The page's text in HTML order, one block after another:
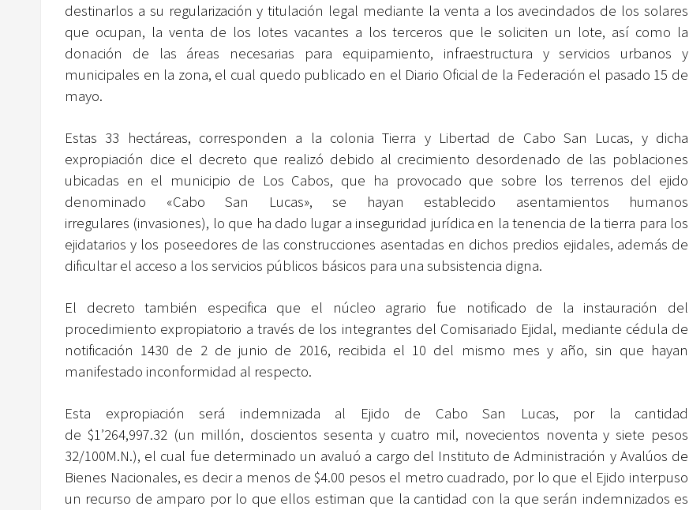
destinarlos a su regularización y titulación legal mediante la venta a los avecindados de los solares
que ocupan, la venta de los lotes vacantes a los terceros que le soliciten un lote, así como la
donación de las áreas necesarias para equipamiento, infraestructura y servicios urbanos y
municipales en la zona, el cual quedo publicado en el Diario Oficial de la Federación el pasado 15 de
mayo.
Estas 33 hectáreas, corresponden a la colonia Tierra y Libertad de Cabo San Lucas, y dicha
expropiación dice el decreto que realizó debido al crecimiento desordenado de las poblaciones
ubicadas en el municipio de Los Cabos, que ha provocado que sobre los terrenos del ejido
denominado «Cabo San Lucas», se hayan establecido asentamientos humanos
irregulares (invasiones), lo que ha dado lugar a inseguridad jurídica en la tenencia de la tierra para los
ejidatarios y los poseedores de las construcciones asentadas en dichos predios ejidales, además de
dificultar el acceso a los servicios públicos básicos para una subsistencia digna.
El decreto también especifica que el núcleo agrario fue notificado de la instauración del
procedimiento expropiatorio a través de los integrantes del Comisariado Ejidal, mediante cédula de
notificación 1430 de 2 de junio de 2016, recibida el 10 del mismo mes y año, sin que hayan
manifestado inconformidad al respecto.
Esta expropiación será indemnizada al Ejido de Cabo San Lucas, por la cantidad
de $1’264,997.32 (un millón, doscientos sesenta y cuatro mil, novecientos noventa y siete pesos
32/100M.N.), el cual fue determinado un avaluó a cargo del Instituto de Administración y Avalúos de
Bienes Nacionales, es decir a menos de $4.00 pesos el metro cuadrado, por lo que el Ejido interpuso
un recurso de amparo por lo que ellos estiman que la cantidad con la que serán indemnizados es